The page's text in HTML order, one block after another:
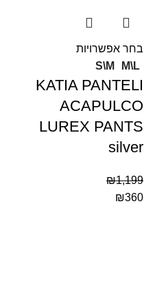
בחר אפשרויות
M\L
S\M
KATIA PANTELI
ACAPULCO
LUREX PANTS
silver
₪1,199
₪360